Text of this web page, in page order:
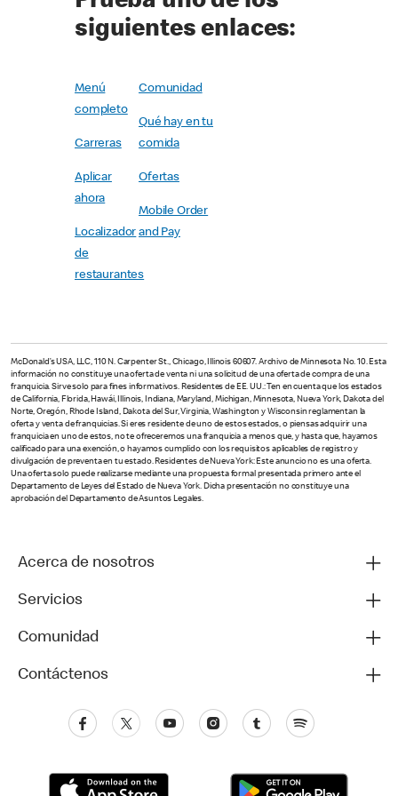
siguientes enlaces:
Menú
completo
Carreras
Aplicar
ahora
Localizador
de
restaurantes
Comunidad
Qué hay en tu
comida
Ofertas
Mobile Order
and Pay
McDonald’s USA, LLC, 110 N. Carpenter St., Chicago, Illinois 60607. Archivo de Minnesota No. 10. Esta
información no constituye una oferta de venta ni una solicitud de una oferta de compra de una
franquicia. Sirve solo para fines informativos. Residentes de EE. UU.: Ten en cuenta que los estados
de California, Florida, Hawái, Illinois, Indiana, Maryland, Michigan, Minnesota, Nueva York, Dakota del
Norte, Oregón, Rhode Island, Dakota del Sur, Virginia, Washington y Wisconsin reglamentan la
oferta y venta de franquicias. Si eres residente de uno de estos estados, o piensas adquirir una
franquicia en uno de estos, no te ofreceremos una franquicia a menos que, y hasta que, hayamos
calificado para una exención, o hayamos cumplido con los requisitos aplicables de registro y
divulgación de preventa en tu estado. Residentes de Nueva York: Este anuncio no es una oferta.
Una oferta solo puede realizarse mediante una propuesta formal presentada primero ante el
Departamento de Leyes del Estado de Nueva York. Dicha presentación no constituye una
aprobación del Departamento de Asuntos Legales.
Acerca de nosotros
Servicios
Comunidad
Contáctenos